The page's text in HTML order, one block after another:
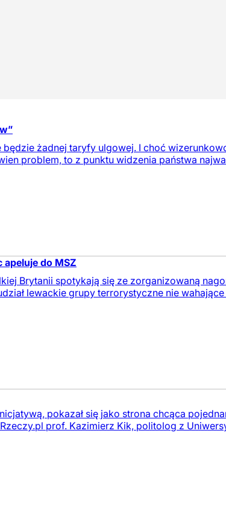
będzie żadnej taryfy ulgowej. I choć
problem, to z punktu widzenia państwa
do MSZ
Brytanii spotykają się ze zorganizowaną
lewackie grupy terrorystyczne nie
pokazał się jako strona chcąca
prof. Kazimierz Kik, politolog z